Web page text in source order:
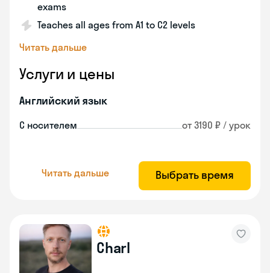
exams
Teaches all ages from A1 to C2 levels
Читать дальше
Услуги и цены
Английский язык
С носителем от 3190 ₽ / урок
Читать дальше Выбрать время
Charl